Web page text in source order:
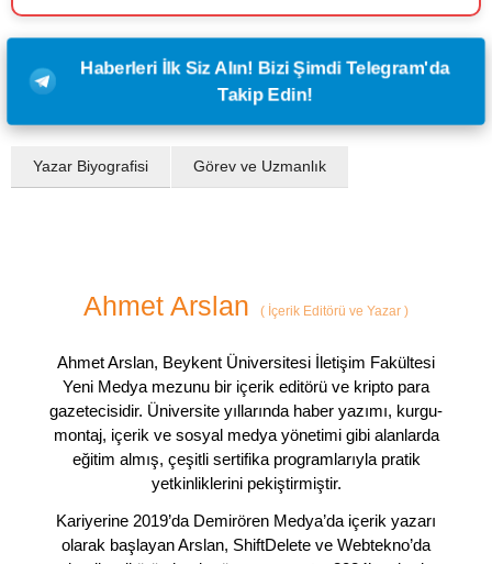
Haberleri İlk Siz Alın! Bizi Şimdi Telegram'da
Takip Edin!
Yazar Biyografisi Görev ve Uzmanlık
Ahmet Arslan ( İçerik Editörü ve Yazar )
Ahmet Arslan, Beykent Üniversitesi İletişim Fakültesi
Yeni Medya mezunu bir içerik editörü ve kripto para
gazetecisidir. Üniversite yıllarında haber yazımı, kurgu-
montaj, içerik ve sosyal medya yönetimi gibi alanlarda
eğitim almış, çeşitli sertifika programlarıyla pratik
yetkinliklerini pekiştirmiştir.
Kariyerine 2019’da Demirören Medya’da içerik yazarı
olarak başlayan Arslan, ShiftDelete ve Webtekno’da